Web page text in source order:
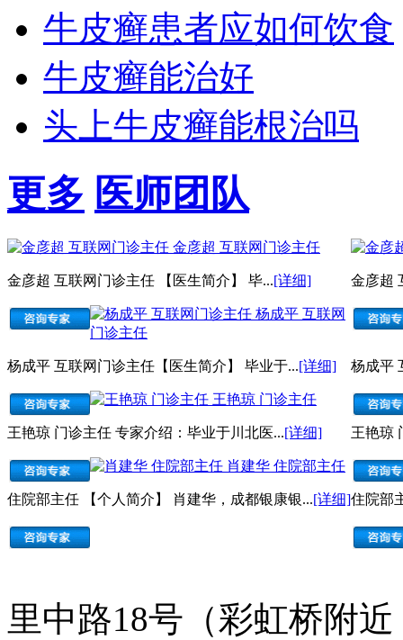
牛皮癣患者应如何饮食
牛皮癣能治好
头上牛皮癣能根治吗
更多 医师团队
金彦超 互联网门诊主任
金彦超 互联网门诊主任 【医生简介】 毕...[详细]
杨成平 互联网
门诊主任
杨成平 互联网门诊主任【医生简介】 毕业于...[详细]
王艳琼 门诊主任
王艳琼 门诊主任 专家介绍：毕业于川北医...[详细]
肖建华 住院部主任
住院部主任 【个人简介】 肖建华，成都银康银...[详细]
金彦超
杨成平
王艳琼
住院部
里中路18号（彩虹桥附